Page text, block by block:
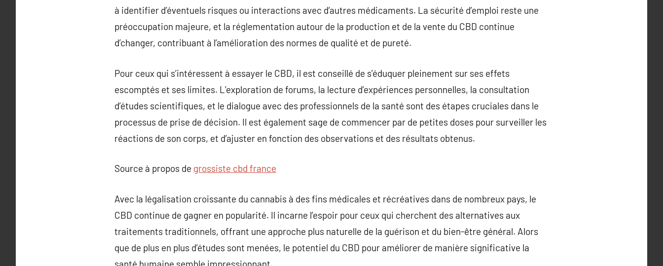
à identifier d’éventuels risques ou interactions avec d’autres médicaments. La sécurité d’emploi reste une
préoccupation majeure, et la réglementation autour de la production et de la vente du CBD continue
d’changer, contribuant à l’amélioration des normes de qualité et de pureté.
Pour ceux qui s’intéressent à essayer le CBD, il est conseillé de s’éduquer pleinement sur ses effets
escomptés et ses limites. L’exploration de forums, la lecture d’expériences personnelles, la consultation
d’études scientifiques, et le dialogue avec des professionnels de la santé sont des étapes cruciales dans le
processus de prise de décision. Il est également sage de commencer par de petites doses pour surveiller les
réactions de son corps, et d’ajuster en fonction des observations et des résultats obtenus.
Source à propos de grossiste cbd france
Avec la légalisation croissante du cannabis à des fins médicales et récréatives dans de nombreux pays, le
CBD continue de gagner en popularité. Il incarne l’espoir pour ceux qui cherchent des alternatives aux
traitements traditionnels, offrant une approche plus naturelle de la guérison et du bien-être général. Alors
que de plus en plus d’études sont menées, le potentiel du CBD pour améliorer de manière significative la
santé humaine semble impressionnant.